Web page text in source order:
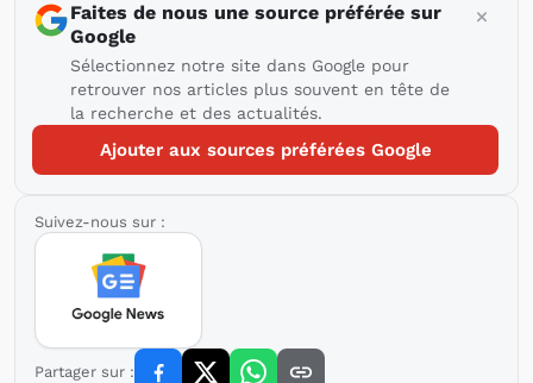
Faites de nous une source préférée sur
Google
Sélectionnez notre site dans Google pour
retrouver nos articles plus souvent en tête de
la recherche et des actualités.
Ajouter aux sources préférées Google
Suivez-nous sur :
Partager sur :